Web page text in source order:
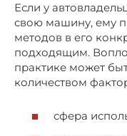
Если у
свою машину, ему
методов в его
подходящим.
практике может
количеством
сфера